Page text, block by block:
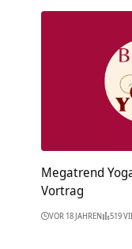
Megatrend
Vortrag
VOR 18 JAHREN 519